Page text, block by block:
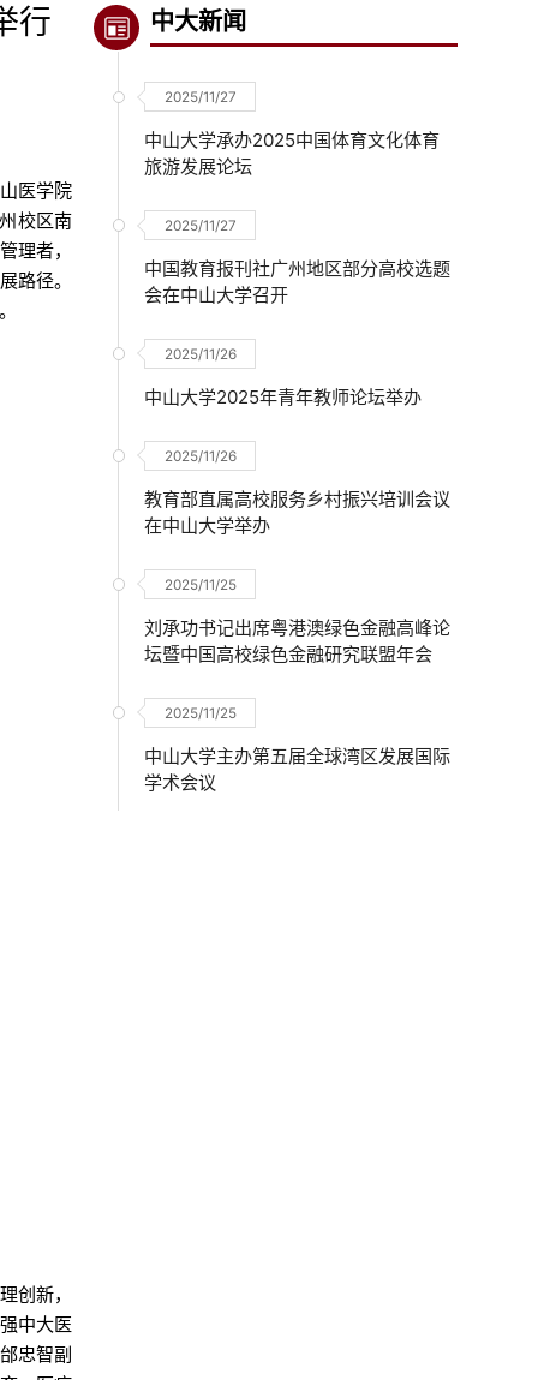
行
医学院
校区南
理者，
路径。
创新，
中大医
忠智副
中大新闻
2025/11/27
中山大学承办2025中国体育文化体育
旅游发展论坛
2025/11/27
中国教育报刊社广州地区部分高校选题
会在中山大学召开
2025/11/26
中山大学2025年青年教师论坛举办
2025/11/26
教育部直属高校服务乡村振兴培训会议
在中山大学举办
2025/11/25
刘承功书记出席粤港澳绿色金融高峰论
坛暨中国高校绿色金融研究联盟年会
2025/11/25
中山大学主办第五届全球湾区发展国际
学术会议